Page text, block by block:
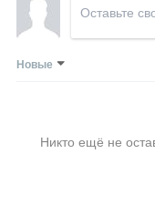
Новые
Никто ещё не